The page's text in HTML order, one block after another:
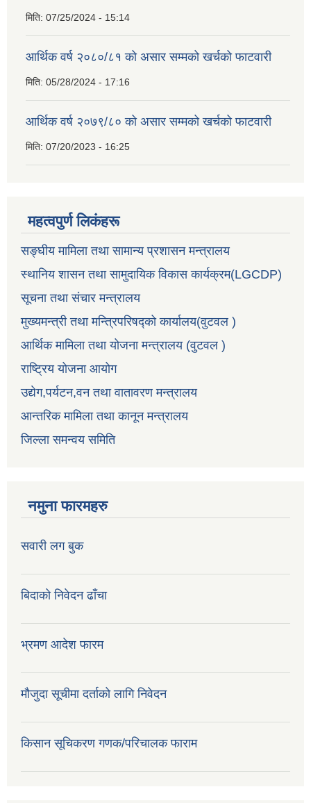
मिति: 07/25/2024 - 15:14
आर्थिक वर्ष २०८०/८१ को असार सम्मको खर्चको फाटवारी
मिति: 05/28/2024 - 17:16
आर्थिक वर्ष २०७९/८० को असार सम्मको खर्चको फाटवारी
मिति: 07/20/2023 - 16:25
महत्वपुर्ण लिकंहरू
सङ्घीय मामिला तथा सामान्य प्रशासन मन्त्रालय
स्थानिय शासन तथा सामुदायिक विकास कार्यक्रम(LGCDP)
सूचना तथा संचार मन्त्रालय
मुख्यमन्त्री तथा मन्त्रिपरिषद्को कार्यालय(वुटवल )
आर्थिक मामिला तथा योजना मन्त्रालय (वुटवल )
राष्ट्रिय योजना आयोग
उद्येग,पर्यटन,वन तथा वातावरण मन्त्रालय
आन्तरिक मामिला तथा कानून मन्त्रालय
जिल्ला समन्वय समिति
नमुना फारमहरु
सवारी लग बुक
बिदाको निवेदन ढाँचा
भ्रमण आदेश फारम
मौजुदा सूचीमा दर्ताको लागि निवेदन
किसान सूचिकरण गणक/परिचालक फाराम